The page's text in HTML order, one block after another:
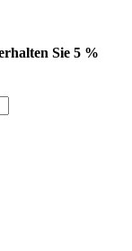
Sie 5 %